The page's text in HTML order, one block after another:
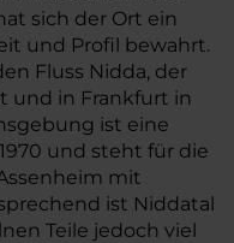
sich der Ort ein
und Profil bewahrt.
Fluss Nidda, der
und in Frankfurt in
ist eine
und steht für die
mit
ist Niddatal
Teile jedoch viel